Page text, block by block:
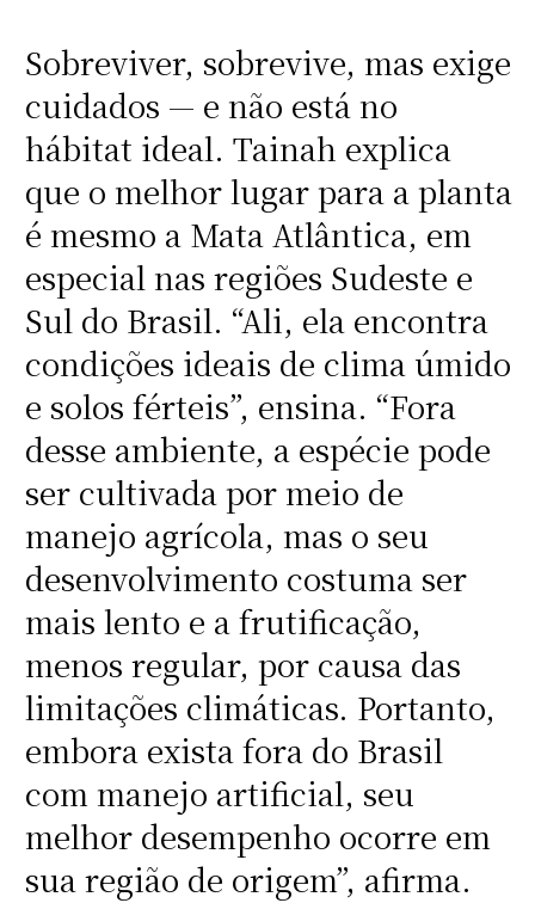
Sobreviver, sobrevive, mas exige
cuidados — e não está no
hábitat ideal. Tainah explica
que o melhor lugar para a planta
é mesmo a Mata Atlântica, em
especial nas regiões Sudeste e
Sul do Brasil. “Ali, ela encontra
condições ideais de clima úmido
e solos férteis”, ensina. “Fora
desse ambiente, a espécie pode
ser cultivada por meio de
manejo agrícola, mas o seu
desenvolvimento costuma ser
mais lento e a frutificação,
menos regular, por causa das
limitações climáticas. Portanto,
embora exista fora do Brasil
com manejo artificial, seu
melhor desempenho ocorre em
sua região de origem”, afirma.